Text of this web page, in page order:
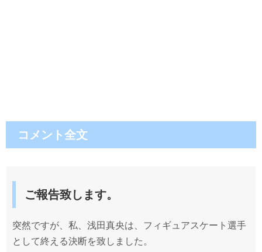
コメント全文
ご報告致します。
突然ですが、私、浅田真央は、フィギュアスケート選手
として終える決断を致しました。